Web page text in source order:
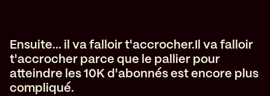
E nsuite... il va falloir t'accrocher.I l va falloir
t'accrocher parce que le pallier pour
atteindre les 10K d'abonnés est encore plus
compliqué.